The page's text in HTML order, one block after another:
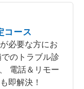
コース
必要な方にお
のトラブル診
電話＆リモー
即解決！